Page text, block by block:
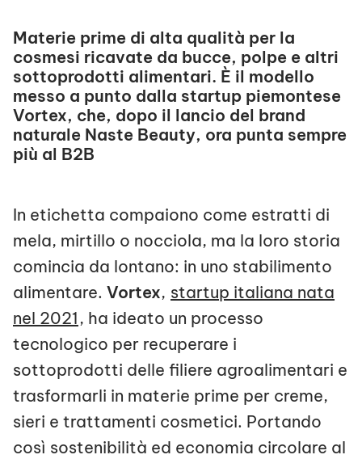
Materie prime di alta qualità per la
cosmesi ricavate da bucce, polpe e altri
sottoprodotti alimentari. È il modello
messo a punto dalla startup piemontese
Vortex, che, dopo il lancio del brand
naturale Naste Beauty, ora punta sempre
più al B2B
In etichetta compaiono come estratti di
mela, mirtillo o nocciola, ma la loro storia
comincia da lontano: in uno stabilimento
alimentare. Vortex, startup italiana nata
nel 2021 , ha ideato un processo
tecnologico per recuperare i
sottoprodotti delle filiere agroalimentari e
trasformarli in materie prime per creme,
sieri e trattamenti cosmetici. Portando
così sostenibilità ed economia circolare al